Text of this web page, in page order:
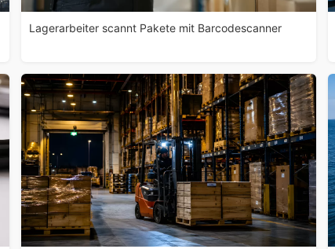
Lagerarbeiter scannt Pakete mit Barcodescanner